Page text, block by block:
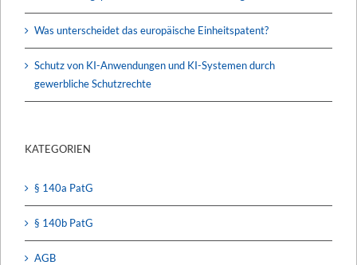
Was unterscheidet das europäische Einheitspatent?
Schutz von KI-Anwendungen und KI-Systemen durch
gewerbliche Schutzrechte
KATEGORIEN
§ 140a PatG
§ 140b PatG
AGB